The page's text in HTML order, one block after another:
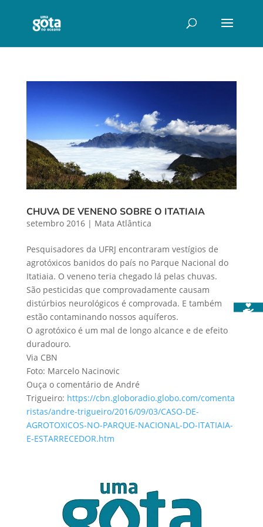
CHUVA DE VENENO SOBRE O ITATIAIA
setembro 2016| Mata Atlântica
Pesquisadores da UFRJ encontraram vestígios de
agrotóxicos banidos do país no Parque Nacional do
Itatiaia. O veneno teria chegado lá pelas chuvas.
São pesticidas que comprovadamente causam
distúrbios neurológicos é comprovada. E também
estão contaminando nossos aquíferos.
O agrotóxico é um mal de longo alcance e de efeito
duradouro.
Via CBN
Foto: Marcelo Nacinovic
Ouça o comentário de André
Trigueiro: https://cbn.globoradio.globo.com/comenta
ristas/andre-trigueiro/2016/09/03/CASO-DE-
AGROTOXICOS-NO-PARQUE-NACIONAL-DO-ITATIAIA-
E-ESTARRECEDOR.htm